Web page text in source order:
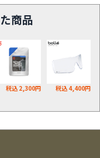
商品
税込 2,300円 税込 4,400円